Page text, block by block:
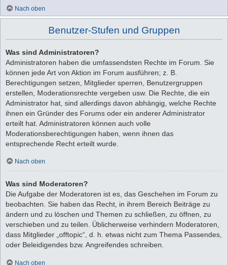
Nach oben
Benutzer-Stufen und Gruppen
Was sind Administratoren?
Administratoren haben die umfassendsten Rechte im Forum. Sie
können jede Art von Aktion im Forum ausführen; z. B.
Berechtigungen setzen, Mitglieder sperren, Benutzergruppen
erstellen, Moderationsrechte vergeben usw. Die Rechte, die ein
Administrator hat, sind allerdings davon abhängig, welche Rechte
ihnen ein Gründer des Forums oder ein anderer Administrator
erteilt hat. Administratoren können auch volle
Moderationsberechtigungen haben, wenn ihnen das
entsprechende Recht erteilt wurde.
Nach oben
Was sind Moderatoren?
Die Aufgabe der Moderatoren ist es, das Geschehen im Forum zu
beobachten. Sie haben das Recht, in ihrem Bereich Beiträge zu
ändern und zu löschen und Themen zu schließen, zu öffnen, zu
verschieben und zu teilen. Üblicherweise verhindern Moderatoren,
dass Mitglieder „offtopic“, d. h. etwas nicht zum Thema Passendes,
oder Beleidigendes bzw. Angreifendes schreiben.
Nach oben